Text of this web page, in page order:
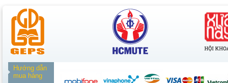
Hướng dẫn
mua hàng